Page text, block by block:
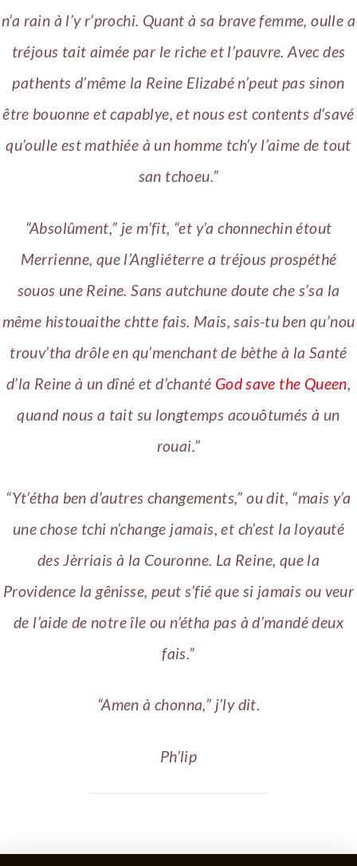
n’a rain à l’y r’prochi. Quant à sa brave femme, oulle a
tréjous tait aimée par le riche et l’pauvre. Avec des
pathents d’même la Reine Elizabé n’peut pas sinon
être bouonne et capablye, et nous est contents d’savé
qu’oulle est mathiée à un homme tch’y l’aime de tout
san tchoeu.”
“Absolûment,” je m’fit, “et y’a chonnechin étout
Merrienne, que l’Angliéterre a tréjous prospéthé
souos une Reine. Sans autchune doute che s’sa la
même histouaithe chtte fais. Mais, sais-tu ben qu’nou
trouv’tha drôle en qu’menchant de bèthe à la Santé
d’la Reine à un dîné et d’chanté God save the Queen,
quand nous a tait su longtemps acouôtumés à un
rouai.”
“Yt’étha ben d’autres changements,” ou dit, “mais y’a
une chose tchi n’change jamais, et ch’est la loyauté
des Jèrriais à la Couronne. La Reine, que la
Providence la gênisse, peut s’fié que si jamais ou veur
de l’aide de notre île ou n’étha pas à d’mandé deux
fais.”
“Amen à chonna,” j’ly dit.
Ph’lip